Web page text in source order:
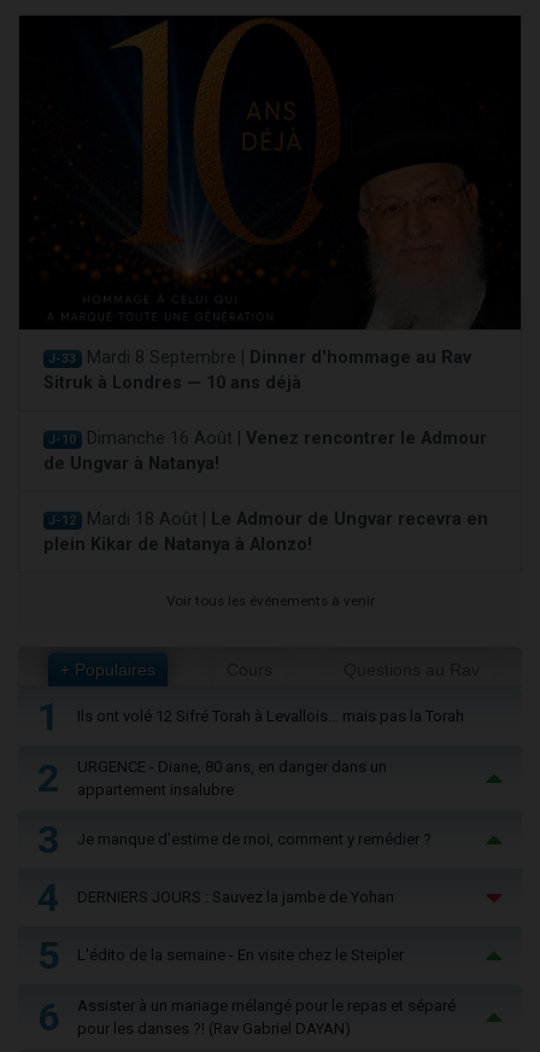
J-33 Mardi 8 Septembre |
Dinner d'hommage au Rav
Sitruk à Londres — 10 ans déjà
J-10 Dimanche 16 Août | Venez rencontrer le Admour
de Ungvar à Natanya!
J-12 Mardi 18 Août |
Le Admour de Ungvar recevra en
plein Kikar de Natanya à Alonzo!
Voir tous les événements à venir
+ Populaires
1 Ils ont volé 12 Sifré Torah à Levallois… mais pas la Torah
2
URGENCE - Diane, 80 ans, en danger dans un
appartement insalubre
3 Je manque d'estime de moi, comment y remédier ?
4 DERNIERS JOURS : Sauvez la jambe de Yohan
5 L'édito de la semaine - En visite chez le Steipler
6
Assister à un mariage mélangé pour le repas et séparé
pour les danses ?! (Rav Gabriel DAYAN)